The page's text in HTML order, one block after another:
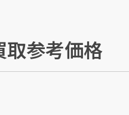
取参考価格